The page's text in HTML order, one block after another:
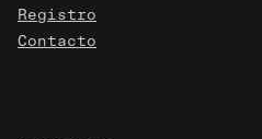
Registro
Contacto